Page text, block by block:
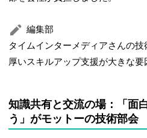
編集部
タイムインターメディアさんの
厚いスキルアップ支援が大きな要
知識共有と交流の場：「面
う」がモットーの技術部会